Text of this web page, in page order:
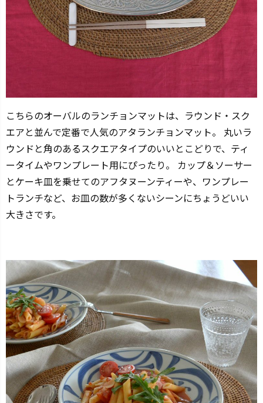
こちらのオーバルのランチョンマットは、ラウンド・スク
エアと並んで定番で人気のアタランチョンマット。 丸いラ
ウンドと角のあるスクエアタイプのいいとこどりで、ティ
ータイムやワンプレート用にぴったり。 カップ＆ソーサー
とケーキ皿を乗せてのアフタヌーンティーや、ワンプレー
トランチなど、お皿の数が多くないシーンにちょうどいい
大きさです。